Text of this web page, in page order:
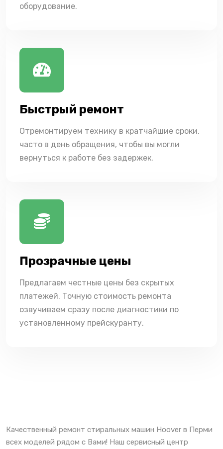
оборудование.
Быстрый ремонт
Отремонтируем технику в кратчайшие сроки,
часто в день обращения, чтобы вы могли
вернуться к работе без задержек.
Прозрачные цены
Предлагаем честные цены без скрытых
платежей. Точную стоимость ремонта
озвучиваем сразу после диагностики по
установленному прейскуранту.
Качественный ремонт стиральных машин Hoover в Перми
всех моделей рядом с Вами! Наш сервисный центр